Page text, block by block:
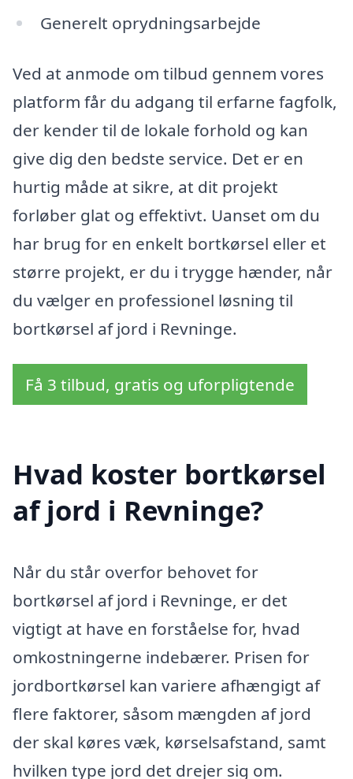
Generelt oprydningsarbejde
Ved at anmode om tilbud gennem vores
platform får du adgang til erfarne fagfolk,
der kender til de lokale forhold og kan
give dig den bedste service. Det er en
hurtig måde at sikre, at dit projekt
forløber glat og effektivt. Uanset om du
har brug for en enkelt bortkørsel eller et
større projekt, er du i trygge hænder, når
du vælger en professionel løsning til
bortkørsel af jord i Revninge.
Få 3 tilbud, gratis og uforpligtende
Hvad koster bortkørsel
af jord i Revninge?
Når du står overfor behovet for
bortkørsel af jord i Revninge, er det
vigtigt at have en forståelse for, hvad
omkostningerne indebærer. Prisen for
jordbortkørsel kan variere afhængigt af
flere faktorer, såsom mængden af jord
der skal køres væk, kørselsafstand, samt
hvilken type jord det drejer sig om.